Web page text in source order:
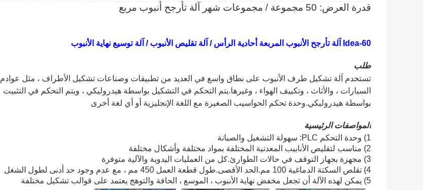
قدرة العرض: 50 مجموعة / مجموعات شهر آلة تأرجح أنبوب مربع
Idea-60 آلة تأرجح الأنبوب المربعة أحادية الرأس / آلة تقليص الأنبوب / آلة توسيع نهاية الأنبوب
طلب
تستخدم آلة تشكيل طرف الأنبوب على نطاق واسع في العديد من تطبيقات وصناعات تشكيل الأطراف ، مثل عوادم
السيارات ، والأثاث ، وتكييف الهواء ، وغيرها.يتم التحكم في التشكيل بواسطة هيدروليكي ، ويتم التحكم في التثبيت
بواسطة هيدروليكي.وحدة تحكم الحواسيب الصغيرة مع اللغة الإنجليزية أو أي لغة أخرى
المواصفات الرئيسية
1) وحدة التحكم PLC: سهولة التشغيل والصيانة
2) مناسب لتقليص الأنابيب المعدنية المختلفة بمواد مختلفة وأشكال مختلفة
3) مجهزة بجهاز التوقف في حالات الطوارئ.كل من العمليات اليدوية والآلية متوفرة
4) تقلص السكتة الدماغية 100 مم.الحد الأقصى.طول قطعة العمل 450 مم ، مع عدم وجود حد أدنى لطول الشغل
5) يمكن لهذه الآلة أن تجعل مخفض نهاية الأنبوب ، الموسع ، الحافة والتوهج يعتمد على قوالب تشكيل مختلفة